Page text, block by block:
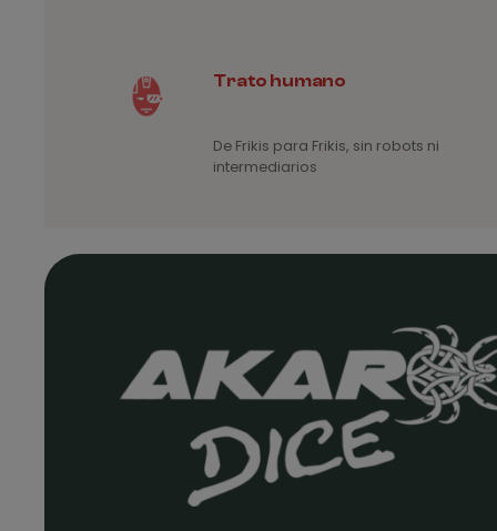
Trato humano
De Frikis para Frikis, sin robots ni
intermediarios